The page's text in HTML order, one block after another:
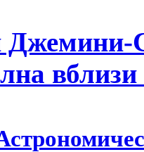
Джемини-